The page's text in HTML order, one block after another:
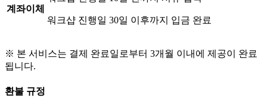
계좌이체
워크샵 진행일 30일 이후까지 입금 완료
※ 본 서비스는 결제 완료일로부터 3개월 이내에 제공이 완료
됩니다.
환불 규정